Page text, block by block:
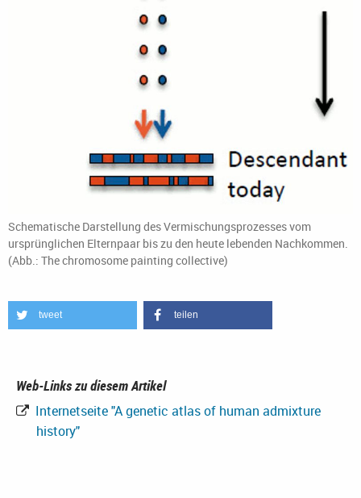
Schematische Darstellung des Vermischungsprozesses vom
ursprünglichen Elternpaar bis zu den heute lebenden Nachkommen.
(Abb.: The chromosome painting collective)
tweet teilen
Web-Links zu diesem Artikel
Internetseite "A genetic atlas of human admixture
history"